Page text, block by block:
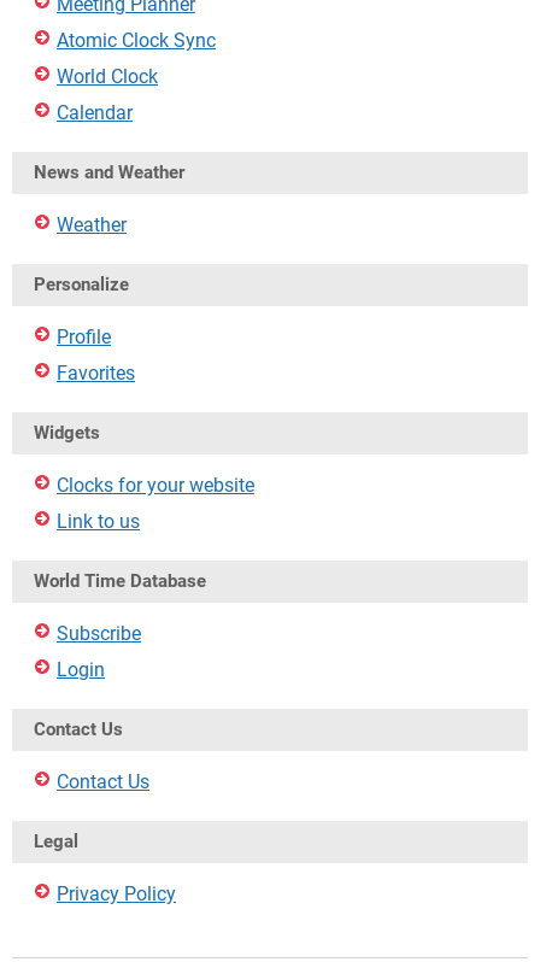
Atomic Clock Sync
World Clock
Calendar
News and Weather
Weather
Personalize
Profile
Favorites
Widgets
Clocks for your website
Link to us
World Time Database
Subscribe
Login
Contact Us
Contact Us
Legal
Privacy Policy